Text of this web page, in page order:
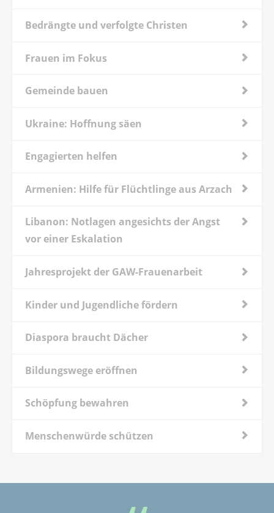
Bedrängte und verfolgte Christen
Frauen im Fokus
Gemeinde bauen
Ukraine: Hoffnung säen
Engagierten helfen
Armenien: Hilfe für Flüchtlinge aus Arzach
Libanon: Notlagen angesichts der Angst
vor einer Eskalation
Jahresprojekt der GAW-Frauenarbeit
Kinder und Jugendliche fördern
Diaspora braucht Dächer
Bildungswege eröffnen
Schöpfung bewahren
Menschenwürde schützen